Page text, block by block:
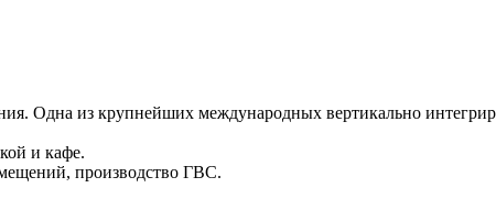
Одна из крупнейших международных вертикально
и кафе.
производство ГВС.